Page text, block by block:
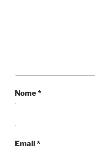
Nome*
Email*